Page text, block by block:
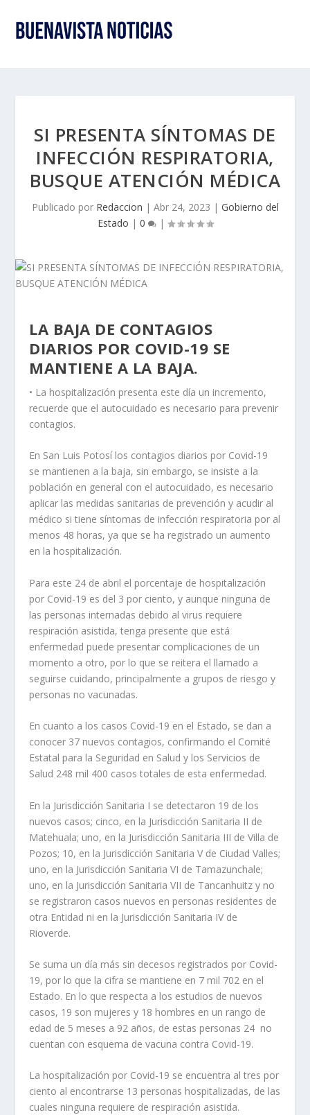
SI PRESENTA SÍNTOMAS DE
INFECCIÓN RESPIRATORIA,
BUSQUE ATENCIÓN MÉDICA
Publicado por Redaccion | Abr 24, 2023 | Gobierno del
Estado | 0 |
LA BAJA DE CONTAGIOS
DIARIOS POR COVID-19 SE
MANTIENE A LA BAJA.
• La hospitalización presenta este día un incremento,
recuerde que el autocuidado es necesario para prevenir
contagios.
En San Luis Potosí los contagios diarios por Covid-19
se mantienen a la baja, sin embargo, se insiste a la
población en general con el autocuidado, es necesario
aplicar las medidas sanitarias de prevención y acudir al
médico si tiene síntomas de infección respiratoria por al
menos 48 horas, ya que se ha registrado un aumento
en la hospitalización.
Para este 24 de abril el porcentaje de hospitalización
por Covid-19 es del 3 por ciento, y aunque ninguna de
las personas internadas debido al virus requiere
respiración asistida, tenga presente que está
enfermedad puede presentar complicaciones de un
momento a otro, por lo que se reitera el llamado a
seguirse cuidando, principalmente a grupos de riesgo y
personas no vacunadas.
En cuanto a los casos Covid-19 en el Estado, se dan a
conocer 37 nuevos contagios, confirmando el Comité
Estatal para la Seguridad en Salud y los Servicios de
Salud 248 mil 400 casos totales de esta enfermedad.
En la Jurisdicción Sanitaria I se detectaron 19 de los
nuevos casos; cinco, en la Jurisdicción Sanitaria II de
Matehuala; uno, en la Jurisdicción Sanitaria III de Villa de
Pozos; 10, en la Jurisdicción Sanitaria V de Ciudad Valles;
uno, en la Jurisdicción Sanitaria VI de Tamazunchale;
uno, en la Jurisdicción Sanitaria VII de Tancanhuitz y no
se registraron casos nuevos en personas residentes de
otra Entidad ni en la Jurisdicción Sanitaria IV de
Rioverde.
Se suma un día más sin decesos registrados por Covid-
19, por lo que la cifra se mantiene en 7 mil 702 en el
Estado. En lo que respecta a los estudios de nuevos
casos, 19 son mujeres y 18 hombres en un rango de
edad de 5 meses a 92 años, de estas personas 24 no
cuentan con esquema de vacuna contra Covid-19.
La hospitalización por Covid-19 se encuentra al tres por
ciento al encontrarse 13 personas hospitalizadas, de las
cuales ninguna requiere de respiración asistida.